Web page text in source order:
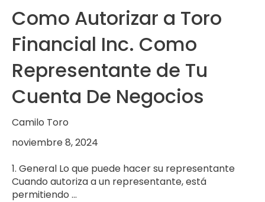
Como Autorizar a Toro
Financial Inc. Como
Representante de Tu
Cuenta De Negocios
Camilo Toro
noviembre 8, 2024
1. General Lo que puede hacer su representante
Cuando autoriza a un representante, está
permitiendo ...